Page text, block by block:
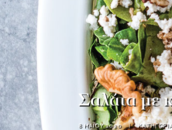
Σαλάτα με
8 ΜΑΪΟΥ 2020 |